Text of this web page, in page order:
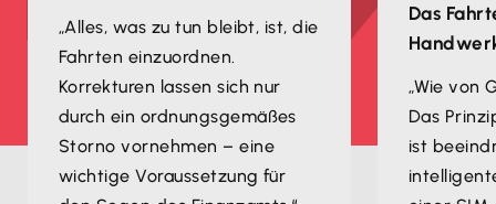
„Alles, was zu tun bleibt, ist, die
Fahrten einzuordnen.
Korrekturen lassen sich nur
durch ein ordnungsgemäßes
Storno vornehmen – eine
wichtige Voraussetzung für
Das
„Wie von
Das
ist